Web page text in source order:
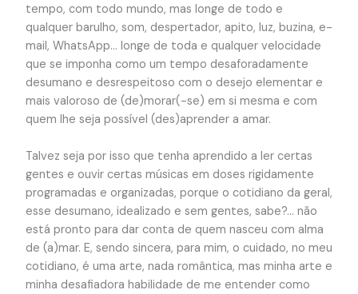
tempo, com todo mundo, mas longe de todo e
qualquer barulho, som, despertador, apito, luz, buzina, e-
mail, WhatsApp… longe de toda e qualquer velocidade
que se imponha como um tempo desaforadamente
desumano e desrespeitoso com o desejo elementar e
mais valoroso de (de)morar(-se) em si mesma e com
quem lhe seja possível (des)aprender a amar.
Talvez seja por isso que tenha aprendido a ler certas
gentes e ouvir certas músicas em doses rigidamente
programadas e organizadas, porque o cotidiano da geral,
esse desumano, idealizado e sem gentes, sabe?… não
está pronto para dar conta de quem nasceu com alma
de (a)mar. E, sendo sincera, para mim, o cuidado, no meu
cotidiano, é uma arte, nada romântica, mas minha arte e
minha desafiadora habilidade de me entender como